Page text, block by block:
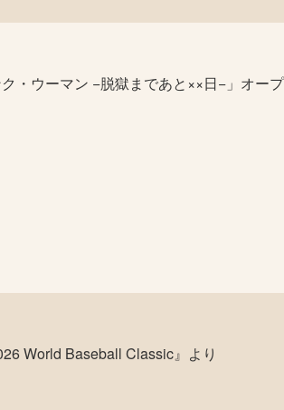
・ウーマン −脱獄まであと××日−」オー
World Baseball Classic』より